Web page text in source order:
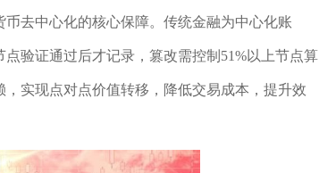
去中心化的核心保障。传统金融为中心化账
验证通过后才记录，篡改需控制51%以上节点算
实现点对点价值转移，降低交易成本，提升效